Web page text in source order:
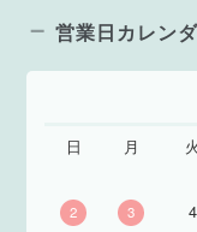
営業日カレン
日 月 火
2 3 4